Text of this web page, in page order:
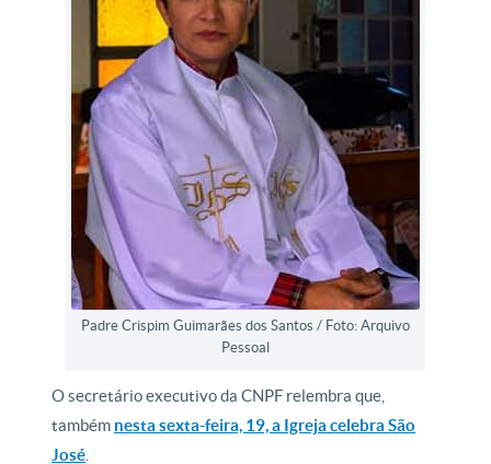
Padre Crispim Guimarães dos Santos / Foto: Arquivo
Pessoal
O secretário executivo da CNPF relembra que,
também nesta sexta-feira, 19, a Igreja celebra São
José